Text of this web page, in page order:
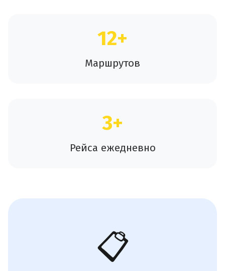
12+
Маршрутов
3+
Рейса ежедневно
📋